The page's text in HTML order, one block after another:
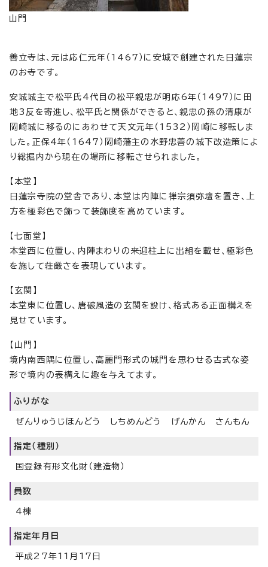
山門
善立寺は、元は応仁元年（1467）に安城で創建された日蓮宗
のお寺です。
安城城主で松平氏4代目の松平親忠が明応6年（1497）に田
地3反を寄進し、松平氏と関係ができると、親忠の孫の清康が
岡崎城に移るのにあわせて天文元年（1532）岡崎に移転しま
した。正保4年（1647）岡崎藩主の水野忠善の城下改造策によ
り総掘内から現在の場所に移転させられました。
【本堂】
日蓮宗寺院の堂舎であり、本堂は内陣に禅宗須弥壇を置き、上
方を極彩色で飾って装飾度を高めています。
【七面堂】
本堂西に位置し、内陣まわりの来迎柱上に出組を載せ、極彩色
を施して荘厳さを表現しています。
【玄関】
本堂東に位置し、唐破風造の玄関を設け、格式ある正面構えを
見せています。
【山門】
境内南西隅に位置し、高麗門形式の城門を思わせる古式な姿
形で境内の表構えに趣を与えてます。
ふりがな
ぜんりゅうじほんどう しちめんどう げんかん さんもん
指定（種別）
国登録有形文化財（建造物）
員数
4棟
指定年月日
平成27年11月17日